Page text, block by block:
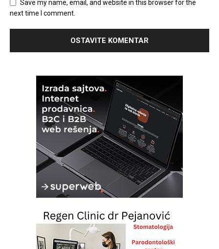
Save my name, email, and website in this browser for the
next time I comment.